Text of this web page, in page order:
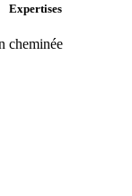
Expertises
cheminée